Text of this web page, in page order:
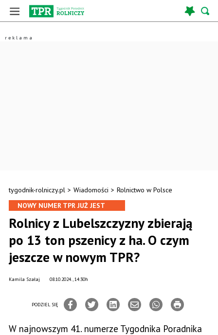
tygodnik-rolniczy.pl > Wiadomości > Rolnictwo w Polsce
NOWY NUMER TPR JUŻ JEST
Rolnicy z Lubelszczyzny zbierają
po 13 ton pszenicy z ha. O czym
jeszcze w nowym TPR?
08.10.2024., 14:30h
Kamila Szałaj
PODZIEL SIĘ
W najnowszym 41. numerze Tygodnika Poradnika